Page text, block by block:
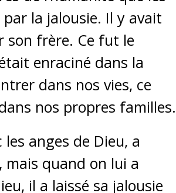
la jalousie. Il y avait
son frère. Ce fut le
enraciné dans la
dans nos vies, ce
nos propres familles.
anges de Dieu, a
, mais quand on lui a
il a laissé sa jalousie